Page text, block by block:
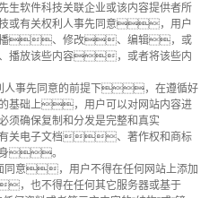
生软件科技关联企业或该内容提供者所
或有关权利人事先同意，用户
、修改、编辑，或
播放该些内容，或者将该些内
人事先同意的前提下，在遵循好
基础上，用户可以对网站内容进
确保复制和分发是完整和真实
关电子文档、著作权和商标
身。
同意，用户不得在任何网站上添加
，也不得在任何其它服务器或基于